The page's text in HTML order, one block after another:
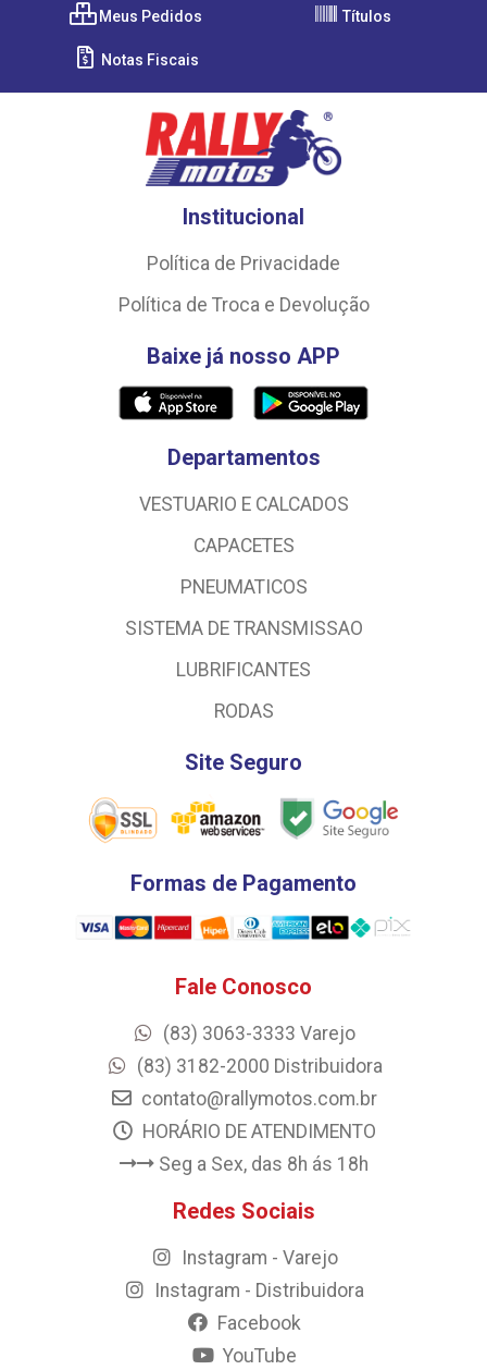
Meus Pedidos Títulos
Notas Fiscais
Institucional
Política de Privacidade
Política de Troca e Devolução
Baixe já nosso APP
Departamentos
VESTUARIO E CALCADOS
CAPACETES
PNEUMATICOS
SISTEMA DE TRANSMISSAO
LUBRIFICANTES
RODAS
Site Seguro
Formas de Pagamento
Fale Conosco
(83) 3063-3333 Varejo
(83) 3182-2000 Distribuidora
contato@rallymotos.com.br
HORÁRIO DE ATENDIMENTO
Seg a Sex, das 8h ás 18h
Redes Sociais
Instagram - Varejo
Instagram - Distribuidora
Facebook
YouTube